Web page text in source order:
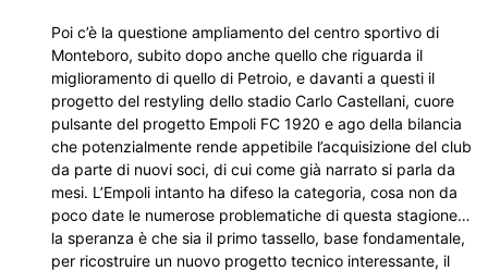
Poi c’è la questione ampliamento del centro sportivo di
Monteboro, subito dopo anche quello che riguarda il
miglioramento di quello di Petroio, e davanti a questi il
progetto del restyling dello stadio Carlo Castellani, cuore
pulsante del progetto Empoli FC 1920 e ago della bilancia
che potenzialmente rende appetibile l’acquisizione del club
da parte di nuovi soci, di cui come già narrato si parla da
mesi. L’Empoli intanto ha difeso la categoria, cosa non da
poco date le numerose problematiche di questa stagione…
la speranza è che sia il primo tassello, base fondamentale,
per ricostruire un nuovo progetto tecnico interessante, il